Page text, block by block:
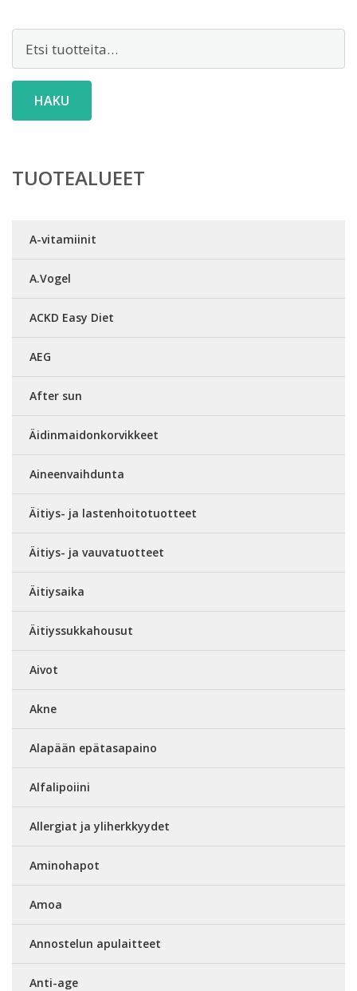
HAKU
TUOTEALUEET
A-vitamiinit
A.Vogel
ACKD Easy Diet
AEG
After sun
Äidinmaidonkorvikkeet
Aineenvaihdunta
Äitiys- ja lastenhoitotuotteet
Äitiys- ja vauvatuotteet
Äitiysaika
Äitiyssukkahousut
Aivot
Akne
Alapään epätasapaino
Alfalipoiini
Allergiat ja yliherkkyydet
Aminohapot
Amoa
Annostelun apulaitteet
Anti-age